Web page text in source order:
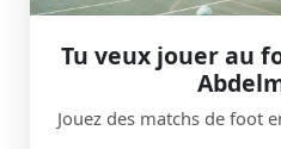
Tu veux jouer au
Jouez des matchs de foot